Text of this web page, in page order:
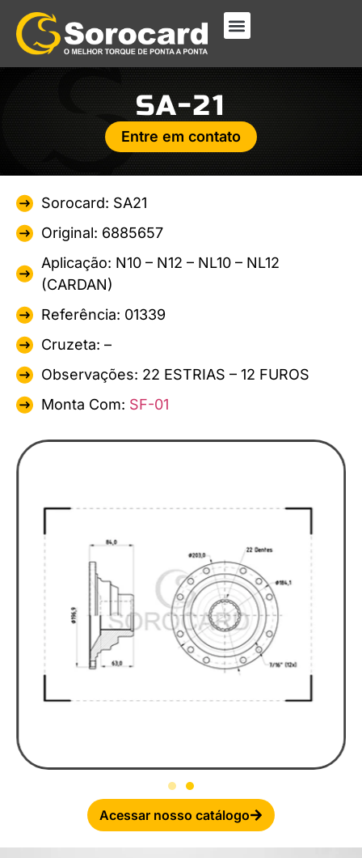
SA-21
Entre em contato
Sorocard: SA21
Original: 6885657
Aplicação: N10 – N12 – NL10 – NL12
(CARDAN)
Referência: 01339
Cruzeta: –
Observações: 22 ESTRIAS – 12 FUROS
Monta Com: SF-01
Acessar nosso catálogo